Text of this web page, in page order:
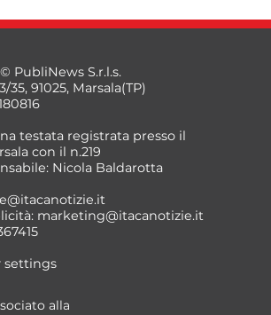
PubliNews S.r.l.s.
91025, Marsala(TP)
testata registrata presso il
con il n.219
Nicola Baldarotta
marketing@itacanotizie.it
settings
alla